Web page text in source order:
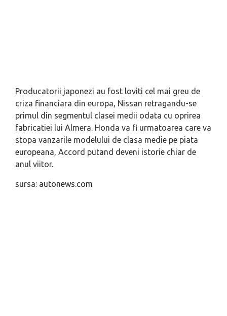
Producatorii japonezi au fost loviti cel mai greu de
criza financiara din europa, Nissan retragandu-se
primul din segmentul clasei medii odata cu oprirea
fabricatiei lui Almera. Honda va fi urmatoarea care va
stopa vanzarile modelului de clasa medie pe piata
europeana, Accord putand deveni istorie chiar de
anul viitor.
sursa: autonews.com